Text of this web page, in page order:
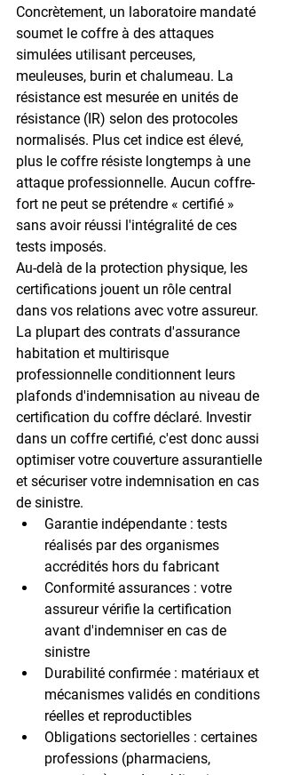
Concrètement, un laboratoire mandaté
soumet le coffre à des attaques
simulées utilisant perceuses,
meuleuses, burin et chalumeau. La
résistance est mesurée en unités de
résistance (IR) selon des protocoles
normalisés. Plus cet indice est élevé,
plus le coffre résiste longtemps à une
attaque professionnelle. Aucun coffre-
fort ne peut se prétendre « certifié »
sans avoir réussi l'intégralité de ces
tests imposés.
Au-delà de la protection physique, les
certifications jouent un rôle central
dans vos relations avec votre assureur.
La plupart des contrats d'assurance
habitation et multirisque
professionnelle conditionnent leurs
plafonds d'indemnisation au niveau de
certification du coffre déclaré. Investir
dans un coffre certifié, c'est donc aussi
optimiser votre couverture assurantielle
et sécuriser votre indemnisation en cas
de sinistre.
Garantie indépendante : tests
réalisés par des organismes
accrédités hors du fabricant
Conformité assurances : votre
assureur vérifie la certification
avant d'indemniser en cas de
sinistre
Durabilité confirmée : matériaux et
mécanismes validés en conditions
réelles et reproductibles
Obligations sectorielles : certaines
professions (pharmaciens,